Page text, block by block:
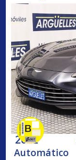
2022
Automático